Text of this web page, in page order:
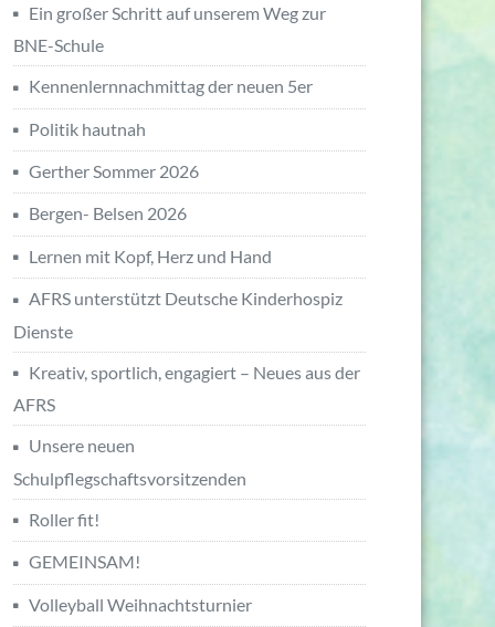
Ein großer Schritt auf unserem Weg zur
BNE-Schule
Kennenlernnachmittag der neuen 5er
Politik hautnah
Gerther Sommer 2026
Bergen- Belsen 2026
Lernen mit Kopf, Herz und Hand
AFRS unterstützt Deutsche Kinderhospiz
Dienste
Kreativ, sportlich, engagiert – Neues aus der
AFRS
Unsere neuen
Schulpflegschaftsvorsitzenden
Roller fit!
GEMEINSAM!
Volleyball Weihnachtsturnier